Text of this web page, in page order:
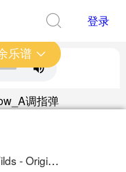
登录
乐谱
Soundtrack